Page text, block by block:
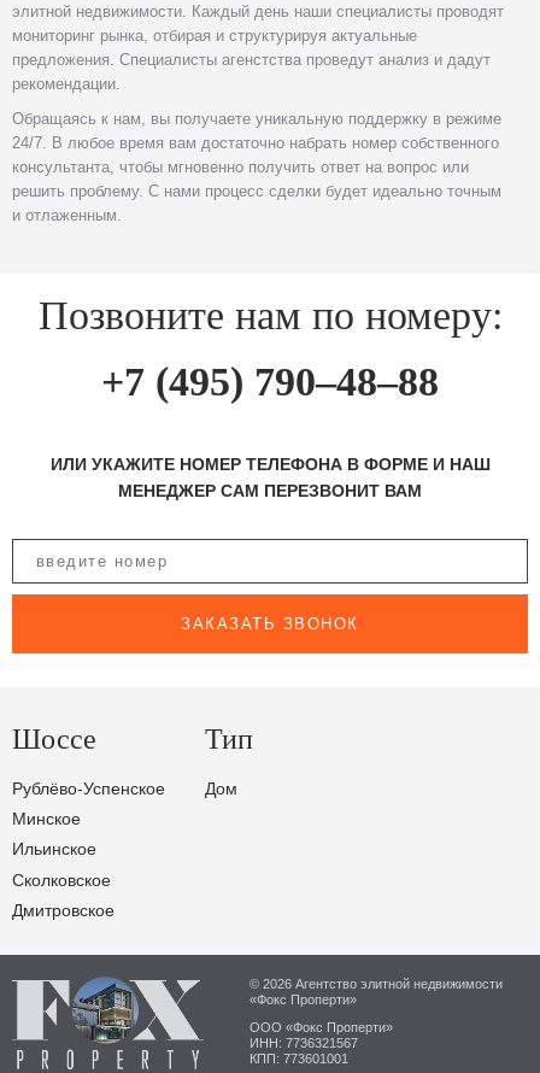
элитной недвижимости. Каждый день наши специалисты проводят
мониторинг рынка, отбирая и структурируя актуальные
предложения. Специалисты агенстства проведут анализ и дадут
рекомендации.
Обращаясь к нам, вы получаете уникальную поддержку в режиме
24/7. В любое время вам достаточно набрать номер собственного
консультанта, чтобы мгновенно получить ответ на вопрос или
решить проблему. С нами процесс сделки будет идеально точным
и отлаженным.
Позвоните нам по номеру:
+7 (495) 790–48–88
ИЛИ УКАЖИТЕ НОМЕР ТЕЛЕФОНА В ФОРМЕ И НАШ
МЕНЕДЖЕР САМ ПЕРЕЗВОНИТ ВАМ
ЗАКАЗАТЬ ЗВОНОК
Шоссе
Рублёво-Успенское
Минское
Ильинское
Сколковское
Дмитровское
Тип
Дом
© 2026 Агентство элитной недвижимости
«Фокс Проперти»
ООО «Фокс Проперти»
ИНН: 7736321567
КПП: 773601001